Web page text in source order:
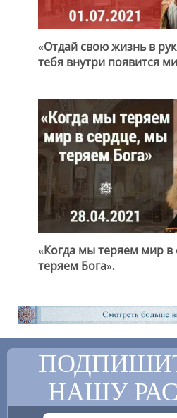
«Отдай свою жизнь в
тебя внутри появится
«Когда мы теряем мир в
теряем Бога».
НАШУ